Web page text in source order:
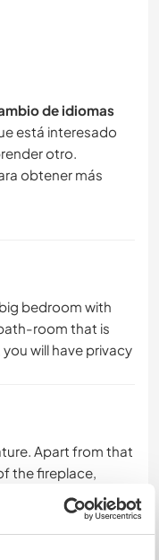
de idiomas
está interesado
otro.
obtener más
bedroom with
room that is
will have privacy
Apart from that
the fireplace,
games or use the
living, not lots of
bit too far south